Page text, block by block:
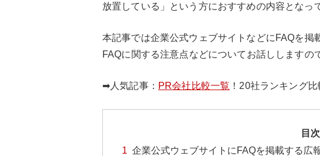
放置している」という方におすすめの内容となっ
本記事では企業公式ウェブサイトなどにFAQを
FAQに関する注意点などについてお話ししますの
➡人気記事： PR会社比較一覧 ！20社ランキング
目次
企業公式ウェブサイトにFAQを掲載する広